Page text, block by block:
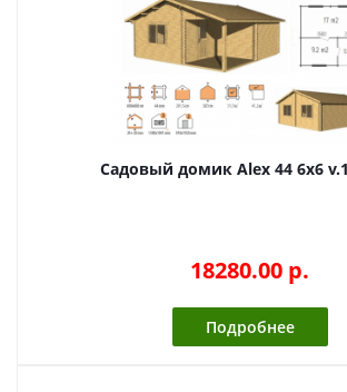
Садовый домик Alex 44 6х6
18280.00 p.
Подробнее